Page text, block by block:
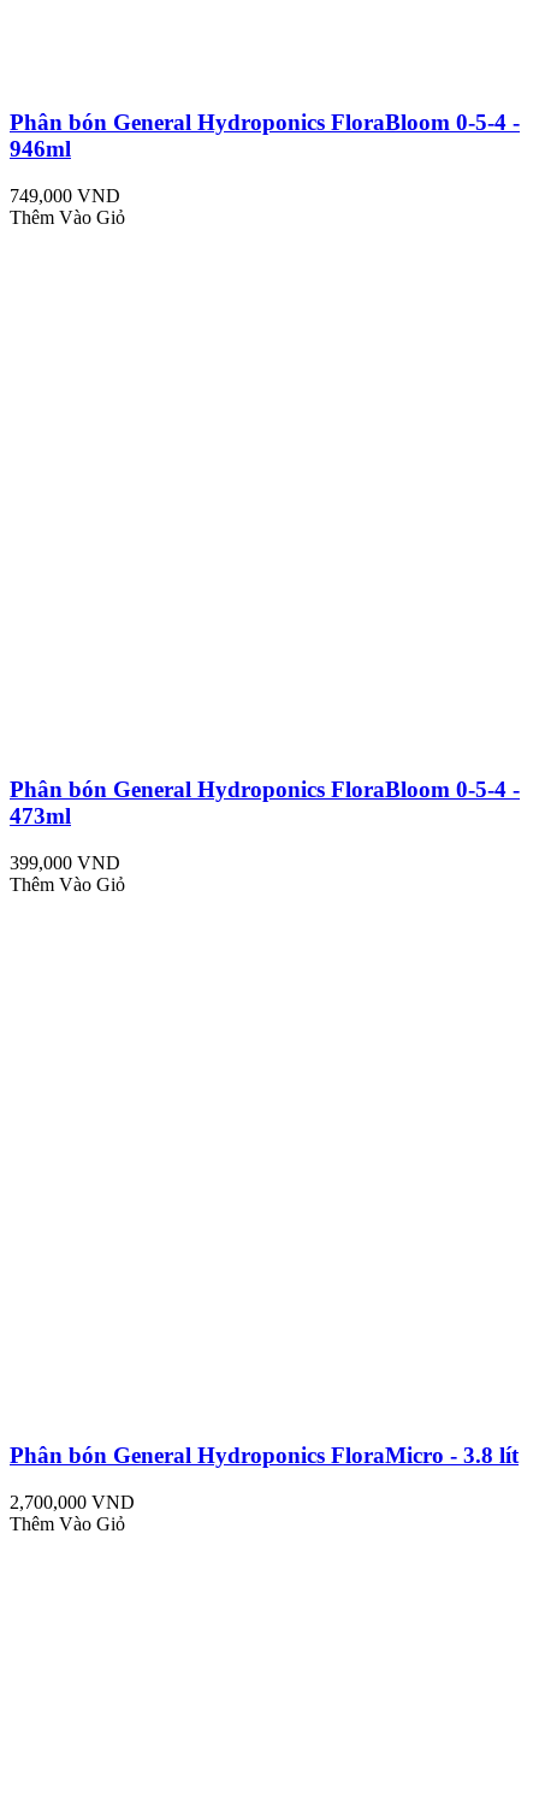
Phân bón General Hydroponics FloraBloom 0-5-4 -
946ml
749,000 VND
Thêm Vào Giỏ
Phân bón General Hydroponics FloraBloom 0-5-4 -
473ml
399,000 VND
Thêm Vào Giỏ
Phân bón General Hydroponics FloraMicro - 3.8 lít
2,700,000 VND
Thêm Vào Giỏ